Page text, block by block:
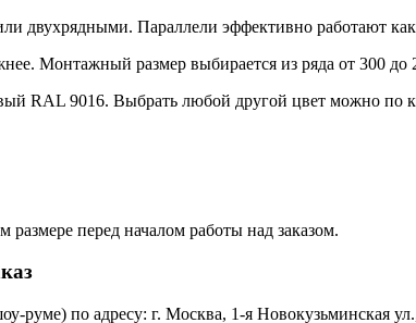
двухрядными. Параллели эффективно работают
Монтажный размер выбирается из ряда от 300
RAL 9016. Выбрать любой другой цвет можно по
размере перед началом работы над заказом.
руме) по адресу: г. Москва, 1-я Новокузьминская